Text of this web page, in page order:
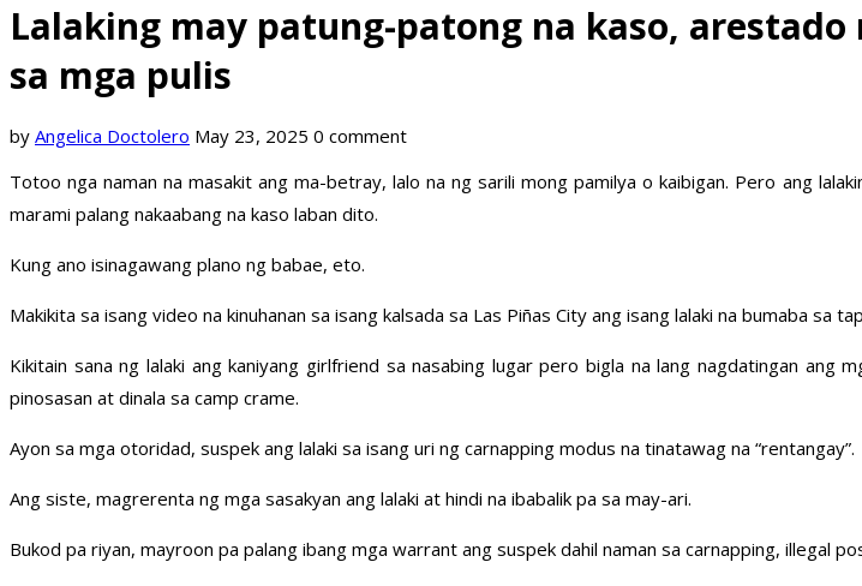
Lalaking may patung-patong na kaso,
sa mga pulis
by Angelica Doctolero May 23, 2025 0 comment
Totoo nga naman na masakit ang ma-betray, lalo na ng sarili mong pamilya o kaibigan. Pero ang
marami palang nakaabang na kaso laban dito.
Kung ano isinagawang plano ng babae, eto.
Makikita sa isang video na kinuhanan sa isang kalsada sa Las Piñas City ang isang lalaki na bumaba sa
Kikitain sana ng lalaki ang kaniyang girlfriend sa nasabing lugar pero bigla na lang nagdatingan
pinosasan at dinala sa camp crame.
Ayon sa mga otoridad, suspek ang lalaki sa isang uri ng carnapping modus na tinatawag na “rentangay”.
Ang siste, magrerenta ng mga sasakyan ang lalaki at hindi na ibabalik pa sa may-ari.
Bukod pa riyan, mayroon pa palang ibang mga warrant ang suspek dahil naman sa carnapping, illegal